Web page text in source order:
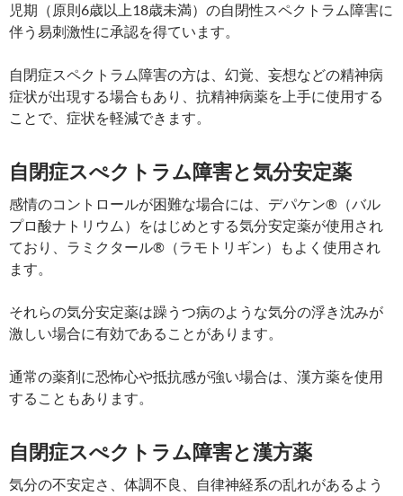
児期（原則6歳以上18歳未満）の自閉性スペクトラム障害に
伴う易刺激性に承認を得ています。
自閉症スペクトラム障害の方は、幻覚、妄想などの精神病
症状が出現する場合もあり、抗精神病薬を上手に使用する
ことで、症状を軽減できます。
自閉症スぺクトラム障害と気分安定薬
感情のコントロールが困難な場合には、デパケン®（バル
プロ酸ナトリウム）をはじめとする気分安定薬が使用され
ており、ラミクタール®（ラモトリギン）もよく使用され
ます。
それらの気分安定薬は躁うつ病のような気分の浮き沈みが
激しい場合に有効であることがあります。
通常の薬剤に恐怖心や抵抗感が強い場合は、漢方薬を使用
することもあります。
自閉症スぺクトラム障害と漢方薬
気分の不安定さ、体調不良、自律神経系の乱れがあるよう